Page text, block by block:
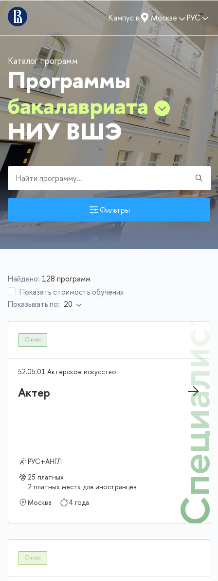
Кампус в Москве РУС
Каталог программ
Программы
бакалавриата
НИУ ВШЭ
Фильтры
Найдено: 128 программ
Показать стоимость обучения
Показывать по:
Очная
52.05.01 Актерское искусство
Актер
РУС+АНГЛ
25 платных
2 платных места для иностранцев
Москва
4 года
Очная